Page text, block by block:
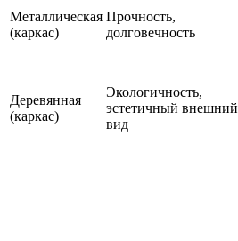
Металлическая
(каркас)
Прочность,
долговечность
Деревянная
(каркас)
Экологичность,
эстетичный внешний
вид